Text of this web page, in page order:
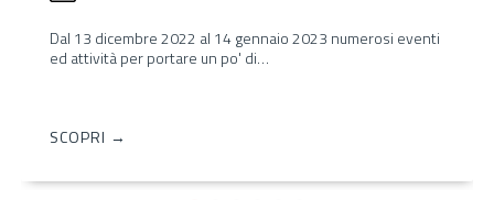
Dal 13 dicembre 2022 al 14 gennaio 2023 numerosi eventi
ed attività per portare un po' di…
SCOPRI →